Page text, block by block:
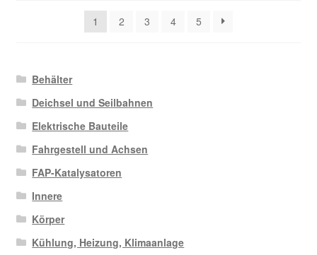
1
2 3 4 5
Behälter
Deichsel und Seilbahnen
Elektrische Bauteile
Fahrgestell und Achsen
FAP-Katalysatoren
Innere
Körper
Kühlung, Heizung, Klimaanlage